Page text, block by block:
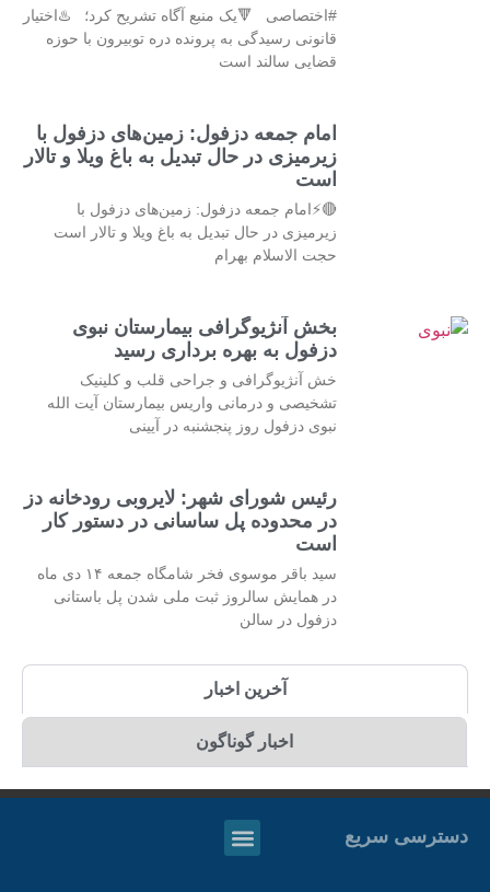
#اختصاصی 🔻یک منبع آگاه تشریح کرد؛ ♨️اختیار
قانونی رسیدگی به پرونده دره توبیرون با حوزه
قضایی سالند است
امام جمعه دزفول: زمین‌های دزفول با
زیرمیزی در حال تبدیل به باغ ویلا و تالار
است
🔴⚡امام جمعه دزفول: زمین‌های دزفول با
زیرمیزی در حال تبدیل به باغ ویلا و تالار است
حجت الاسلام بهرام
بخش آنژیوگرافی بیمارستان نبوی
دزفول به بهره برداری رسید
خش آنژیوگرافی و جراحی قلب و کلینیک
تشخیصی و درمانی واریس بیمارستان آیت الله
نبوی دزفول روز پنجشنبه در آیینی
رئیس شورای شهر: لایروبی رودخانه دز
در محدوده پل ساسانی در دستور کار
است
سید باقر موسوی فخر شامگاه جمعه ۱۴ دی ماه
در همایش سالروز ثبت ملی شدن پل باستانی
دزفول در سالن
آخرین اخبار
اخبار گوناگون
دسترسی سریع